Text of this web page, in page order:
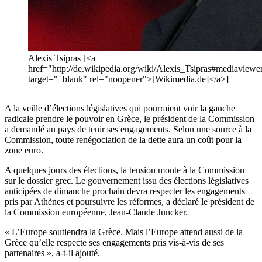
Alexis Tsipras [<a
href="http://de.wikipedia.org/wiki/
target="_blank" rel="noopener">[Wikimedia.de]</a>]
A la veille d’élections législatives qui pourraient voir la gauche
radicale prendre le pouvoir en Grèce, le président de la Commission
a demandé au pays de tenir ses engagements. Selon une source à la
Commission, toute renégociation de la dette aura un coût pour la
zone euro.
A quelques jours des élections, la tension monte à la Commission
sur le dossier grec. Le gouvernement issu des élections législatives
anticipées de dimanche prochain devra respecter les engagements
pris par Athènes et poursuivre les réformes, a déclaré le président de
la Commission européenne, Jean-Claude Juncker.
« L’Europe soutiendra la Grèce. Mais l’Europe attend aussi de la
Grèce qu’elle respecte ses engagements pris vis-à-vis de ses
partenaires », a-t-il ajouté.